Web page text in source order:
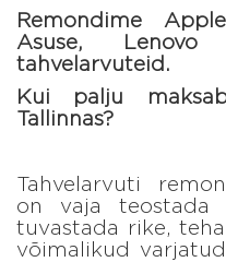
Remondime
Asuse,
tahvelarvuteid.
Kui palju
Tallinnas?
Tahvelarvuti
on vaja teostada
tuvastada rike,
võimalikud